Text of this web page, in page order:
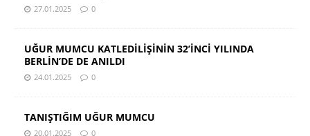
27.01.2025 0
UĞUR MUMCU KATLEDİLİŞİNİN 32’İNCİ YILINDA
BERLİN’DE DE ANILDI
24.01.2025 0
TANIŞTIĞIM UĞUR MUMCU
20.01.2025 0